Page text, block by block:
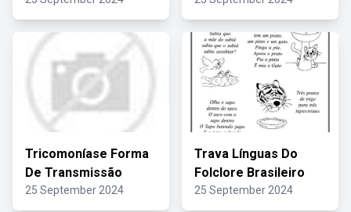
Tricomoníase Forma
De Transmissão
25 September 2024
Trava Línguas Do
Folclore Brasileiro
25 September 2024